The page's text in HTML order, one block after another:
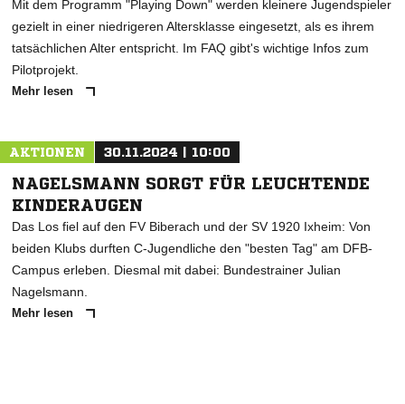
Mit dem Programm "Playing Down" werden kleinere Jugendspieler
gezielt in einer niedrigeren Altersklasse eingesetzt, als es ihrem
tatsächlichen Alter entspricht. Im FAQ gibt's wichtige Infos zum
Pilotprojekt.
Mehr lesen
AKTIONEN 30.11.2024 | 10:00
NAGELSMANN SORGT FÜR LEUCHTENDE
KINDERAUGEN
Das Los fiel auf den FV Biberach und der SV 1920 Ixheim: Von
beiden Klubs durften C-Jugendliche den "besten Tag" am DFB-
Campus erleben. Diesmal mit dabei: Bundestrainer Julian
Nagelsmann.
Mehr lesen